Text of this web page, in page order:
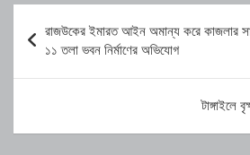
navigation
রাজউকের ইমারত আইন অমান্য করে কাজলার
১১ তলা ভবন নির্মাণের অভিযোগ
টাঙ্গাইলে